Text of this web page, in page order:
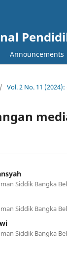
Announcements
/ Vol. 2 No. 11
Siddik Bangka
Siddik Bangka
Siddik Bangka